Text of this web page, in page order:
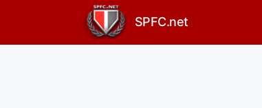
SPFC.net